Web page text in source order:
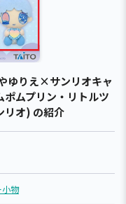
ゆりえ×サンリオキャ
ポムプリン・リトルツ
リオ) の紹介
小物